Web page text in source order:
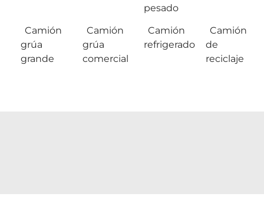
pesado
Camión
grúa
grande
Camión
grúa
comercial
Camión
refrigerado
Camión
de
reciclaje